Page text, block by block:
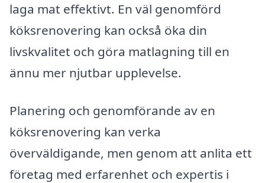
laga mat effektivt. En väl genomförd
köksrenovering kan också öka din
livskvalitet och göra matlagning till en
ännu mer njutbar upplevelse.
Planering och genomförande av en
köksrenovering kan verka
överväldigande, men genom att anlita ett
företag med erfarenhet och expertis i